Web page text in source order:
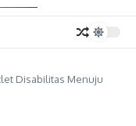
Disabilitas Menuju